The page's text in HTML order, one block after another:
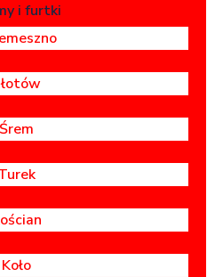
i furtki
Śrem
Koło